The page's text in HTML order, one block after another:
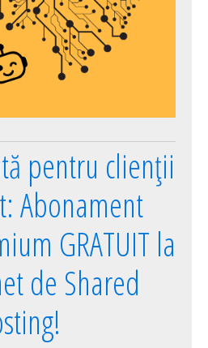
pentru clienții
Abonament
GRATUIT la
de Shared